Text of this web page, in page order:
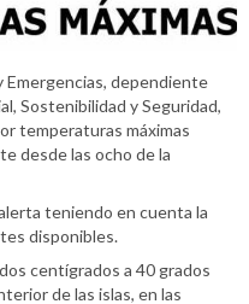
Emergencias, dependiente
Sostenibilidad y Seguridad,
temperaturas máximas
desde las ocho de la
teniendo en cuenta la
disponibles.
centígrados a 40 grados
de las islas, en las